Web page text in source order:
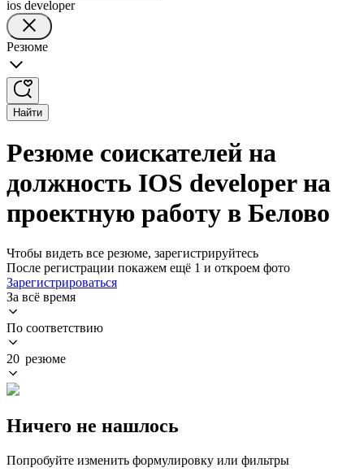
ios developer
Резюме
Найти
Резюме соискателей на
должность IOS developer на
проектную работу в Белово
Чтобы видеть все резюме, зарегистрируйтесь
После регистрации покажем ещё 1 и откроем фото
Зарегистрироваться
За всё время
По соответствию
20 резюме
Ничего не нашлось
Попробуйте изменить формулировку или фильтры